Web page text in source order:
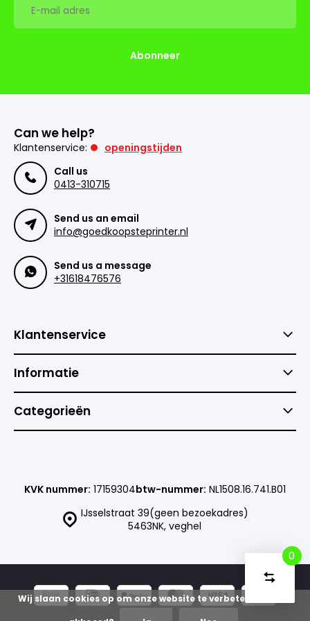
Abonneer
Can we help?
Klantenservice:
openingstijden
Call us
0413-310715
Send us an email
info@goedkoopsteprinter.nl
Send us a message
+31618476576
Klantenservice
Informatie
Categorieën
IJsselstraat 39(geen bezoekadres)
5463NK, veghel
KVK nummer: 17159304btw-nummer: NL1508.16.741.B01
Wij slaan cookies op om onze website te verbeteren. Is dat
0
Vergelijk
Verwijder
U
Start